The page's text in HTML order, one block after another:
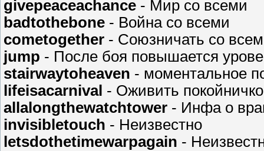
givepeaceachance - Мир со всеми
badtothebone - Война со всеми
cometogether - Союзничать со
jump - После боя повышается
stairwaytoheaven - моментальное
lifeisacarnival - Оживить
allalongthewatchtower - Инфа о
invisibletouch - Неизвестно
letsdothetimewarpagain -